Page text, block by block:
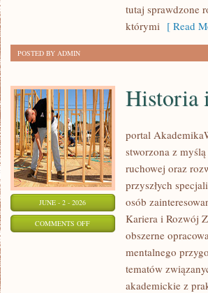
tutaj sprawdzone
którymi [ Read
POSTED BY ADMIN
JUNE - 2 - 2026
COMMENTS OFFON
CIEKAWOSTKI
Historia
portal
stworzona z
ruchowej oraz
przyszłych
osób
Kariera i Rozwój
obszerne
mentalnego
tematów
akademickie z